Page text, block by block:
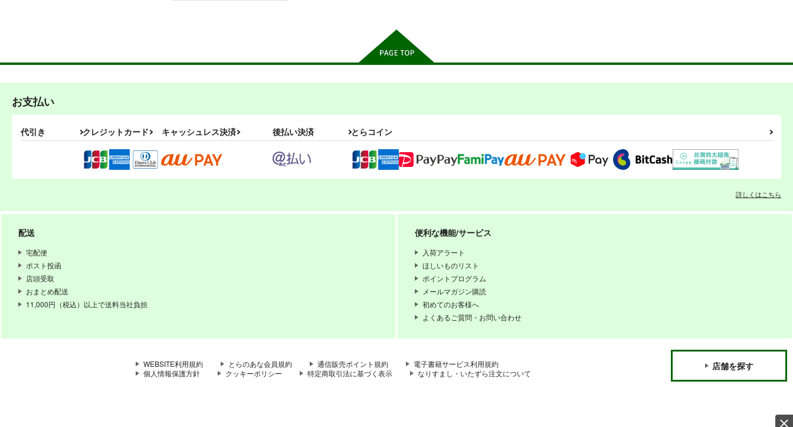
お支払い
代引き クレジットカード キャッシュレス決済 後払い決済 とらコイン
詳しくはこちら
配送
宅配便
ポスト投函
店頭受取
おまとめ配送
11,000円（税込）以上で送料当社負担
便利な機能/サービス
入荷アラート
ほしいものリスト
ポイントプログラム
メールマガジン購読
初めてのお客様へ
よくあるご質問・お問い合わせ
WEBSITE利用規約 とらのあな会員規約 通信販売ポイント規約
電子書籍サービス利用規約
個人情報保護方針
クッキーポリシー 特定商取引法に基づく表示 なりすまし・いたずら注文について
店舗を探す